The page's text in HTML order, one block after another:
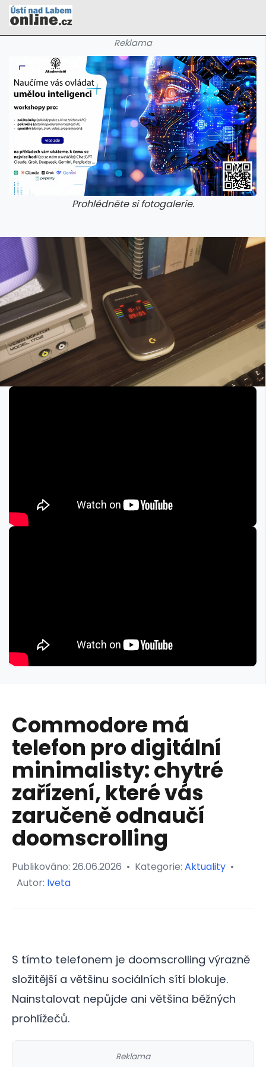
Reklama
Prohlédněte si fotogalerie.
Commodore má
telefon pro digitální
minimalisty: chytré
zařízení, které vás
zaručeně odnaučí
doomscrolling
Publikováno: 26.06.2026 • Kategorie: Aktuality •
Autor: Iveta
S tímto telefonem je doomscrolling výrazně
složitější a většinu sociálních sítí blokuje.
Nainstalovat nepůjde ani většina běžných
prohlížečů.
Reklama